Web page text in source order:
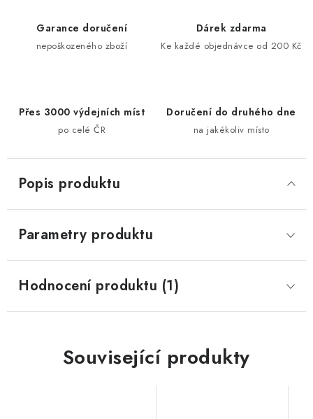
Garance doručení
nepoškozeného zboží
Dárek zdarma
Ke každé objednávce od 200 Kč
Přes 3000 výdejních míst
po celé ČR
Doručení do druhého dne
na jakékoliv místo
Popis produktu
Parametry produktu
Hodnocení produktu (1)
Související produkty